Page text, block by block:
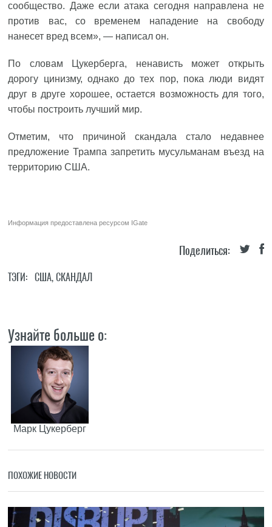
сообщество. Даже если атака сегодня направлена не
против вас, со временем нападение на свободу
нанесет вред всем», — написал он.
По словам Цукерберга, ненависть может открыть
дорогу цинизму, однако до тех пор, пока люди видят
друг в друге хорошее, остается возможность для того,
чтобы построить лучший мир.
Отметим, что причиной скандала стало недавнее
предложение Трампа запретить мусульманам въезд на
территорию США.
Информация предоставлена ресурсом IGate
Поделиться:
ТЭГИ: США,СКАНДАЛ
Узнайте больше о:
Марк Цукерберг
ПОХОЖИЕ НОВОСТИ